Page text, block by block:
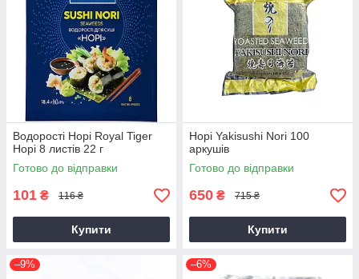
Водорості Норі Royal Tiger
Норі 8 листів 22 г
Готово до відправки
101 ₴ 116 ₴
Купити
Норі Yakisushi Nori 100
аркушів
Готово до відправки
650 ₴ 715 ₴
Купити
–9% –6%